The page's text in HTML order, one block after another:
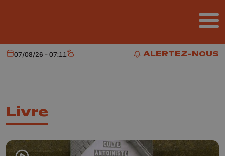
ALERTEZ-NOUS
ALERTEZ-NOUS
Aujourd'hui
07/08/26 - 07:11 Météo
Livre